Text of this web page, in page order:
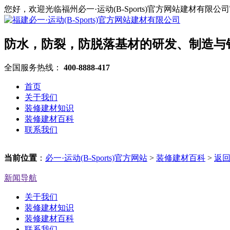
您好，欢迎光临福州必一·运动(B-Sports)官方网站建材有限公司
防水，防裂，防脱落基材的研发、制造与
全国服务热线： 400-8888-417
首页
关于我们
装修建材知识
装修建材百科
联系我们
当前位置 ： 必一·运动(B-Sports)官方网站 > 装修建材百科 > 返回
新闻导航
关于我们
装修建材知识
装修建材百科